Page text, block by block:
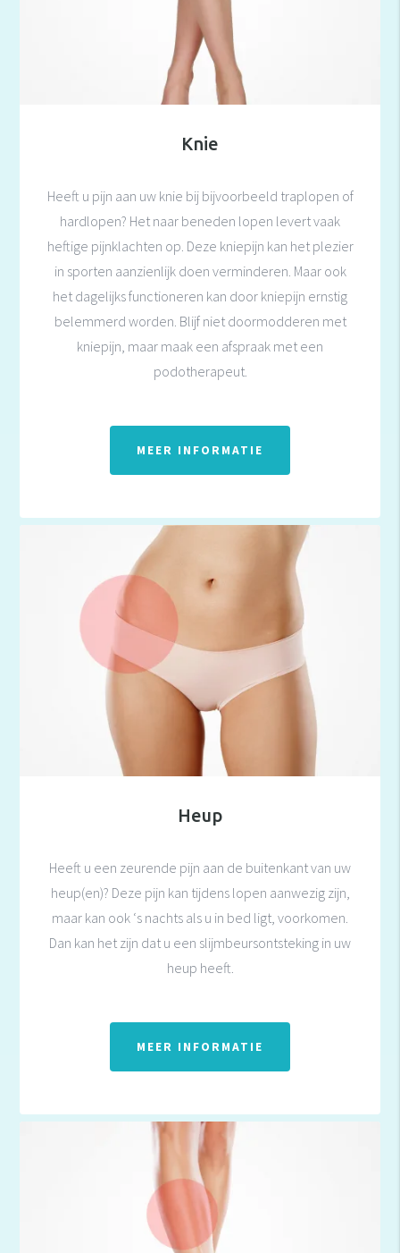
Knie
Heeft u pijn aan uw knie bij bijvoorbeeld traplopen of
hardlopen? Het naar beneden lopen levert vaak
heftige pijnklachten op. Deze kniepijn kan het plezier
in sporten aanzienlijk doen verminderen. Maar ook
het dagelijks functioneren kan door kniepijn ernstig
belemmerd worden. Blijf niet doormodderen met
kniepijn, maar maak een afspraak met een
podotherapeut.
MEER INFORMATIE
Heup
Heeft u een zeurende pijn aan de buitenkant van uw
heup(en)? Deze pijn kan tijdens lopen aanwezig zijn,
maar kan ook ‘s nachts als u in bed ligt, voorkomen.
Dan kan het zijn dat u een slijmbeursontsteking in uw
heup heeft.
MEER INFORMATIE